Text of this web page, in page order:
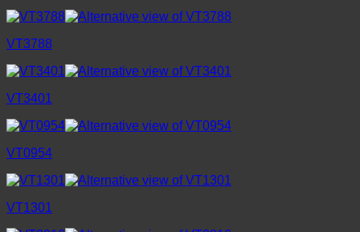
VT3788
VT3401
VT0954
VT1301